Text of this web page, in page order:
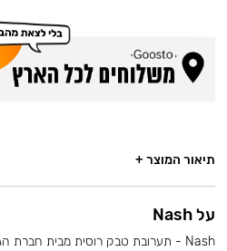
תיאור המוצר +
על Nash
Nash - תערובת טבק רוסית מבית חברת הגחלים אואזיס,